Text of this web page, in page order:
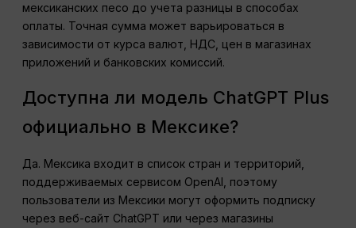
мексиканских песо до учета разницы в способах
оплаты. Точная сумма может варьироваться в
зависимости от курса валют, НДС, цен в магазинах
приложений и банковских комиссий.
Доступна ли модель ChatGPT Plus
официально в Мексике?
Да. Мексика входит в список стран и территорий,
поддерживаемых сервисом OpenAI, поэтому
пользователи из Мексики могут оформить подписку
через веб-сайт ChatGPT или через магазины